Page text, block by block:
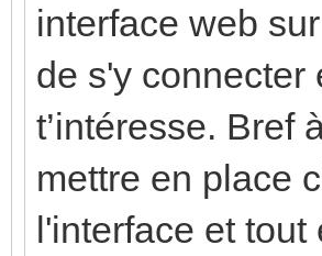
interface web
de s'y connecter
t’intéresse. Bref
mettre en place
l'interface et tout